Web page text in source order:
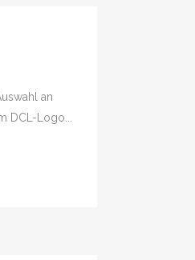
an
DCL-Logo...